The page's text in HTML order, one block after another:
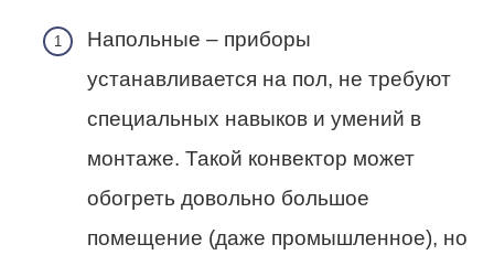
Напольные – приборы
устанавливается на пол, не требуют
специальных навыков и умений в
монтаже. Такой конвектор может
обогреть довольно большое
помещение (даже промышленное), но